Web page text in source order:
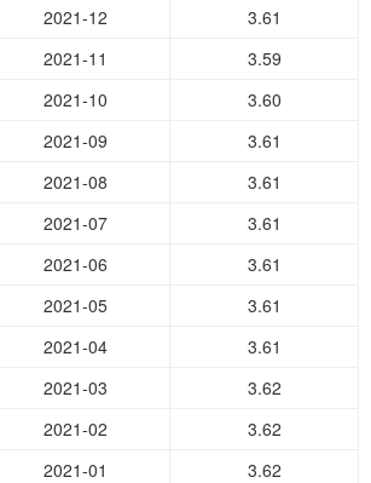
2021-12
3.61
2021-11
3.59
2021-10
3.60
2021-09
3.61
2021-08
3.61
2021-07
3.61
2021-06
3.61
2021-05
3.61
2021-04
3.61
2021-03
3.62
2021-02
3.62
2021-01
3.62